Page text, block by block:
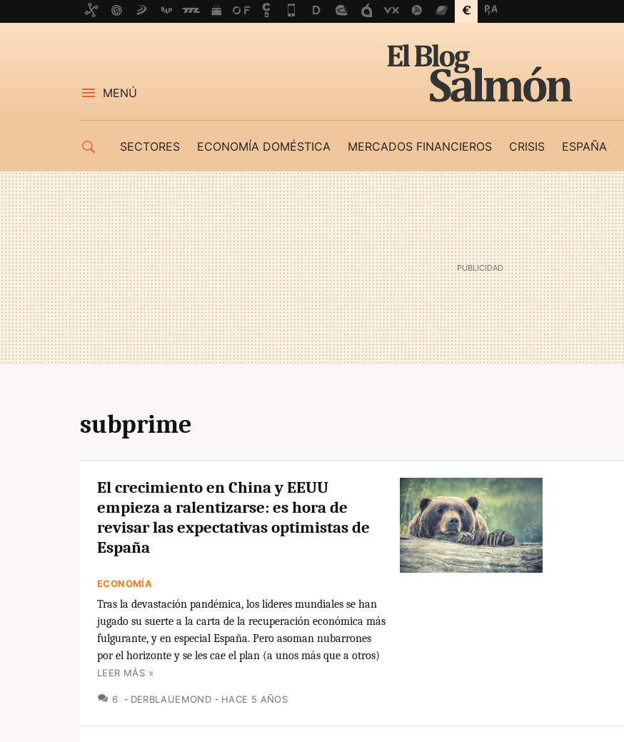
MENÚ
SECTORES ECONOMÍA DOMÉSTICA MERCADOS FINANCIEROS CRISIS ESPAÑA
subprime
El crecimiento en China y EEUU
empieza a ralentizarse: es hora de
revisar las expectativas optimistas de
España
ECONOMÍA
Tras la devastación pandémica, los líderes mundiales se han
jugado su suerte a la carta de la recuperación económica más
fulgurante, y en especial España. Pero asoman nubarrones
por el horizonte y se les cae el plan (a unos más que a otros)
LEER MÁS »
6 COMENTARIOS
DERBLAUEMOND HACE 5 AÑOS